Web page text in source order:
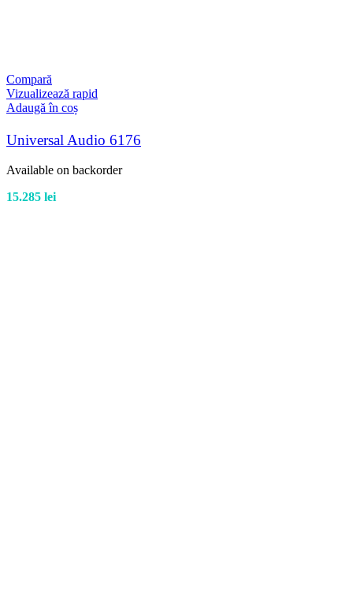
Compară
Vizualizează rapid
Adaugă în coș
Universal Audio 6176
Available on backorder
15.285 lei